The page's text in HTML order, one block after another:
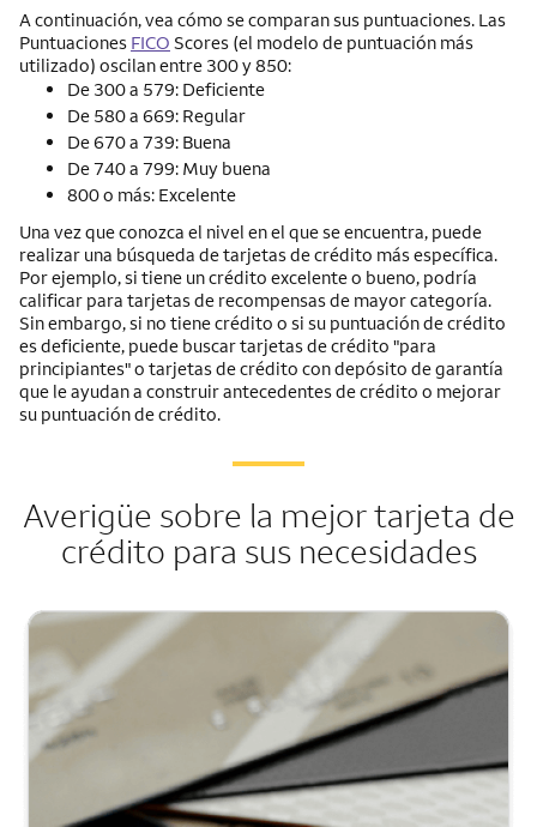
A continuación, vea cómo se comparan sus puntuaciones. Las
Puntuaciones FICO Scores (el modelo de puntuación más
utilizado) oscilan entre 300 y 850:
De 300 a 579: Deficiente
De 580 a 669: Regular
De 670 a 739: Buena
De 740 a 799: Muy buena
800 o más: Excelente
Una vez que conozca el nivel en el que se encuentra, puede
realizar una búsqueda de tarjetas de crédito más específica.
Por ejemplo, si tiene un crédito excelente o bueno, podría
calificar para tarjetas de recompensas de mayor categoría.
Sin embargo, si no tiene crédito o si su puntuación de crédito
es deficiente, puede buscar tarjetas de crédito "para
principiantes" o tarjetas de crédito con depósito de garantía
que le ayudan a construir antecedentes de crédito o mejorar
su puntuación de crédito.
Averigüe sobre la mejor tarjeta de
crédito para sus necesidades